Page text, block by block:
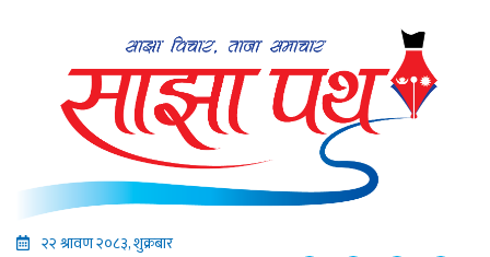
२२ श्रावण २०८३, शुक्रबार